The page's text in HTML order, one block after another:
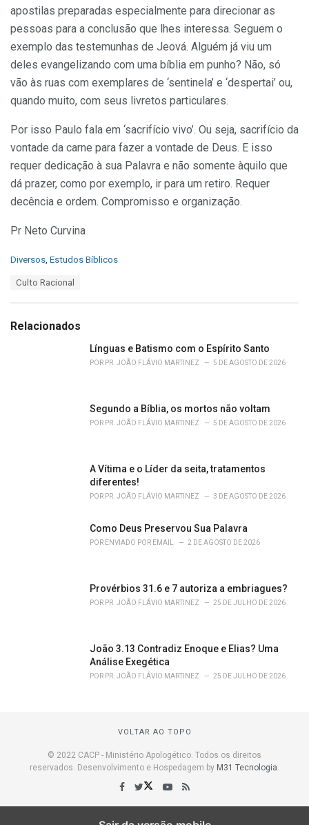
apostilas preparadas especialmente para direcionar as
pessoas para a conclusão que lhes interessa. Seguem o
exemplo das testemunhas de Jeová. Alguém já viu um
deles evangelizando com uma bíblia em punho? Não, só
vão às ruas com exemplares de ‘sentinela’ e ‘despertai’ ou,
quando muito, com seus livretos particulares.
Por isso Paulo fala em ‘sacrifício vivo’. Ou seja, sacrifício da
vontade da carne para fazer a vontade de Deus. E isso
requer dedicação à sua Palavra e não somente àquilo que
dá prazer, como por exemplo, ir para um retiro. Requer
decência e ordem. Compromisso e organização.
Pr Neto Curvina
C
o
r
Diversos Estudos Bíblicos
:
Culto Racional
Relacionados
Línguas e Batismo com o Espírito Santo
POR PR. JOÃO FLÁVIO MARTINEZ 5 DE AGOSTO DE 2026
Segundo a Bíblia, os mortos não voltam
POR PR. JOÃO FLÁVIO MARTINEZ 5 DE AGOSTO DE 2026
A Vítima e o Líder da seita, tratamentos
diferentes!
POR PR. JOÃO FLÁVIO MARTINEZ 3 DE AGOSTO DE 2026
Como Deus Preservou Sua Palavra
POR ENVIADO POR EMAIL 2 DE AGOSTO DE 2026
Provérbios 31.6 e 7 autoriza a embriagues?
POR PR. JOÃO FLÁVIO MARTINEZ 25 DE JULHO DE 2026
João 3.13 Contradiz Enoque e Elias? Uma
Análise Exegética
POR PR. JOÃO FLÁVIO MARTINEZ 25 DE JULHO DE 2026
VOLTAR AO TOPO
© 2022 CACP - Ministério Apologético. Todos os direitos
reservados. Desenvolvimento e Hospedagem by M31 Tecnologia.